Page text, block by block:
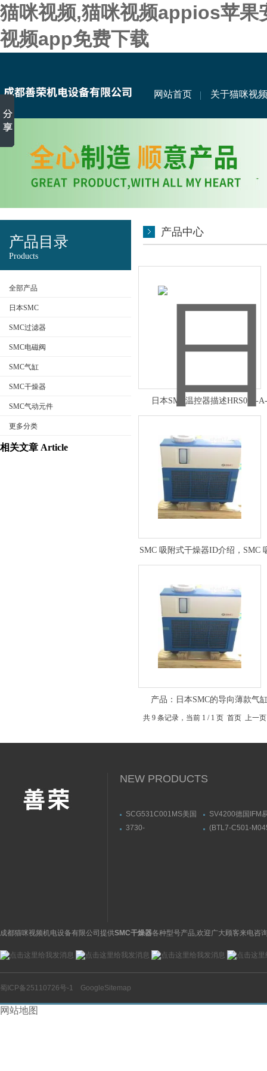
猫咪视频,猫咪视频appios苹果
视频app免费下载
网站首页 关于猫咪视频
产品目录
Products
全部产品
日本SMC
SMC过滤器
SMC电磁阀
SMC气缸
SMC干燥器
SMC气动元件
更多分类
相关文章 Article
产品中心
日本SMC温控器描述HRS012-
SMC 吸附式干燥器ID介绍，SMC
产品：日本SMC的导向薄款气
共 9 条记录，当前 1 / 1 页 首页 上
NEW PRODUCTS
SCG531C001MS美国
ASCO阿斯卡电磁阀有货
SV4200德国IFM
流量传感器带显
3730-
(BTL7-C501-
成都猫咪视频机电设备有限公司提供SMC干燥器各种型号产品,欢迎广大顾客来电咨
蜀ICP备25110726号-1 GoogleSitemap
网站地图